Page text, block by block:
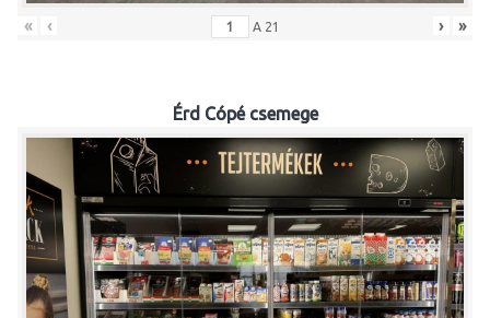
« ‹ A 21 › »
Érd Cópé csemege